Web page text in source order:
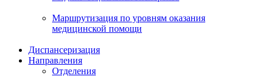
Маршрутизация по уровням оказания
медицинской помощи
Диспансеризация
Направления
Отделения